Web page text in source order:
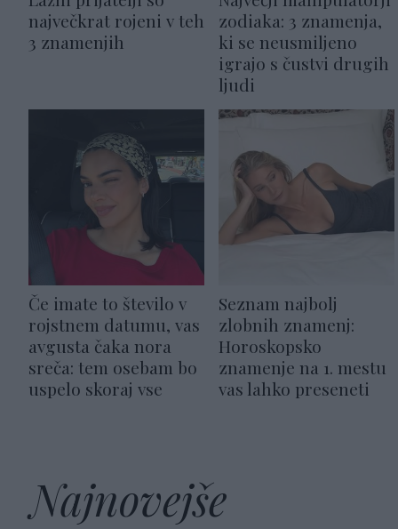
največkrat rojeni v teh
3 znamenjih
zodiaka: 3 znamenja,
ki se neusmiljeno
igrajo s čustvi drugih
ljudi
Če imate to število v
rojstnem datumu, vas
avgusta čaka nora
sreča: tem osebam bo
uspelo skoraj vse
Seznam najbolj
zlobnih znamenj:
Horoskopsko
znamenje na 1. mestu
vas lahko preseneti
Najnovejše